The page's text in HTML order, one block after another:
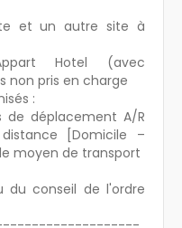
et un autre site à
Hotel (avec
non pris en charge
:
de déplacement A/R
[Domicile –
moyen de transport
du conseil de l'ordre